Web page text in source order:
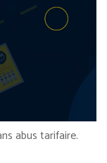
abus tarifaire.